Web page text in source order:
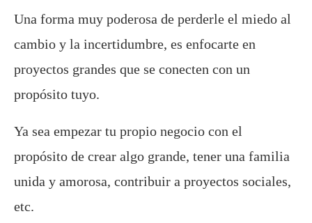
Una forma muy poderosa de perderle el miedo al
cambio y la incertidumbre, es enfocarte en
proyectos grandes que se conecten con un
propósito tuyo.
Ya sea empezar tu propio negocio con el
propósito de crear algo grande, tener una familia
unida y amorosa, contribuir a proyectos sociales,
etc.